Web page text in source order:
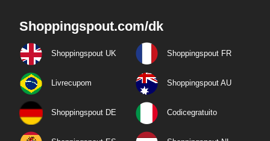
Shoppingspout.com/dk
Shoppingspout UK Shoppingspout FR
Livrecupom Shoppingspout AU
Shoppingspout DE Codicegratuito